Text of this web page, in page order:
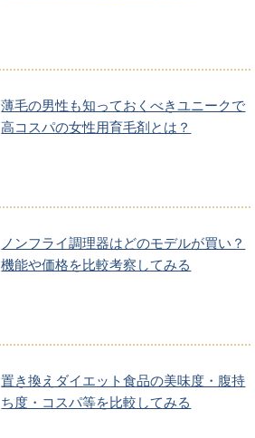
薄毛の男性も知っておくべきユニークで
高コスパの女性用育毛剤とは？
ノンフライ調理器はどのモデルが買い？
機能や価格を比較考察してみる
置き換えダイエット食品の美味度・腹持
ち度・コスパ等を比較してみる